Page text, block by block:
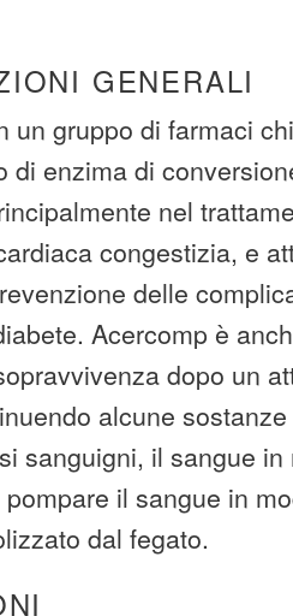
GENERALI
un gruppo di farmaci
di enzima di
nel
congestizia, e
delle
Acercomp è
dopo un
alcune
sanguigni, il sangue
il sangue in
dal fegato.